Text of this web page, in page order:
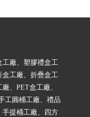
廠、塑膠禮盒工
工廠、折疊盒工
、PET盒工廠、
工圓桶工廠、禮品
手提桶工廠、四方